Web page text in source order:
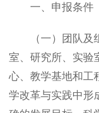
一、申报条件
（一）团队及组
室、研究所、实验
心、教学基地和工
学改革与实践中形